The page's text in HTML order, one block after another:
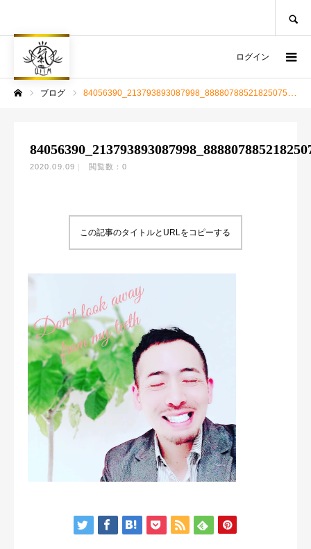
ログイン
ブログ 84056390_213793893087998_888807885218250752_n
2020.09.09 閲覧数：0
この記事のタイトルとURLをコピーする